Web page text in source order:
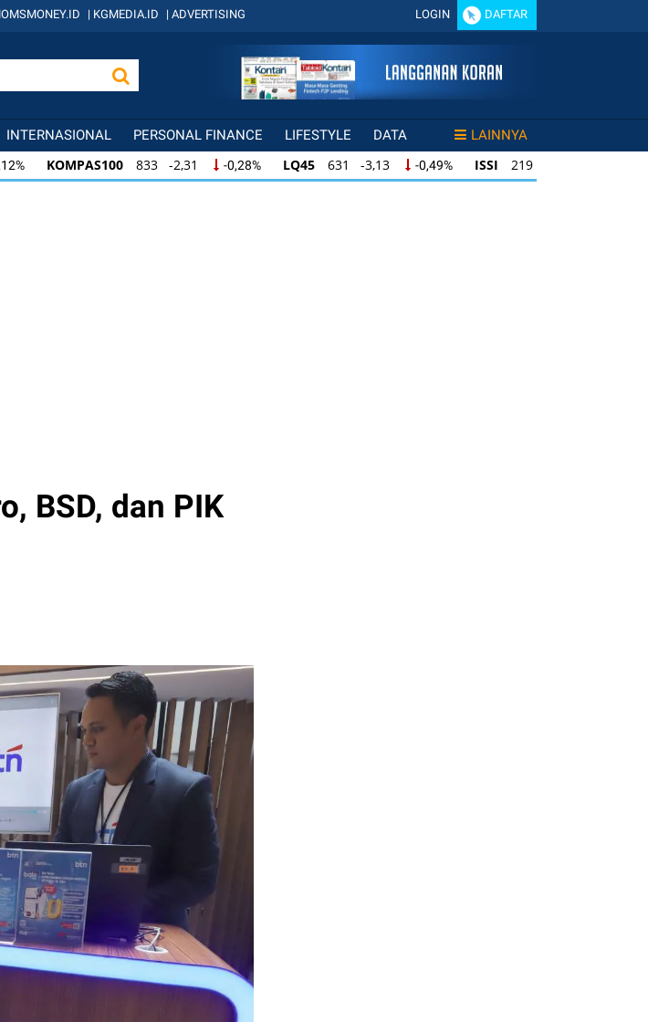
| KGMEDIA.ID | ADVERTISING LOGIN DAFTAR
INTERNASIONAL PERSONAL FINANCE LIFESTYLE DATA LAINNYA
KOMPAS100 833 -2,31 -0,28% LQ45 631 -3,13 -0,49% ISSI 219 -0,63
KOMPAS100 833 -2,31 -0,28% LQ45 631 -3,13 -0,49% ISSI 219 -0,63
BSD, dan PIK